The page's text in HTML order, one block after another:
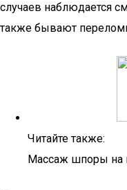
случаев наблюдается
также бывают
Читайте также:
Массаж шпоры на